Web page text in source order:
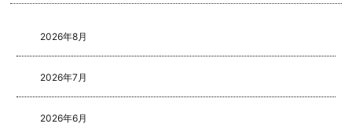
2026年8月
2026年7月
2026年6月